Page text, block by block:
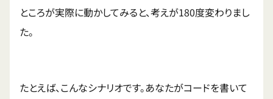
ところが実際に動かしてみると、考えが180度変わりまし
た。
たとえば、こんなシナリオです。あなたがコードを書いて